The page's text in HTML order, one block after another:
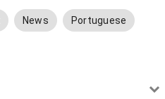
News Portuguese